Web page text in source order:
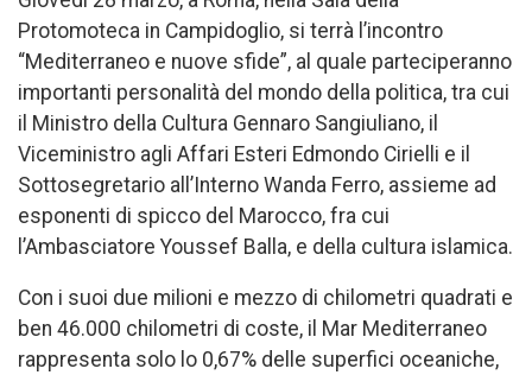
Protomoteca in Campidoglio, si terrà l’incontro
“Mediterraneo e nuove sfide”, al quale parteciperanno
importanti personalità del mondo della politica, tra cui
il Ministro della Cultura Gennaro Sangiuliano, il
Viceministro agli Affari Esteri Edmondo Cirielli e il
Sottosegretario all’Interno Wanda Ferro, assieme ad
esponenti di spicco del Marocco, fra cui
l’Ambasciatore Youssef Balla, e della cultura islamica.
Con i suoi due milioni e mezzo di chilometri quadrati e
ben 46.000 chilometri di coste, il Mar Mediterraneo
rappresenta solo lo 0,67% delle superfici oceaniche,